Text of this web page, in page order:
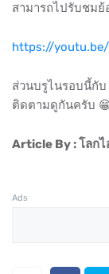
สามารถไปรับชม
https://youtu.be/
ส่วนบรูไนรอบนี้กับ
ติดตามดูกันครับ
Article By : โลก
Ads